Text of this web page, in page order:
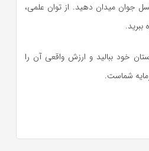
جوان میدان دهید. از توان علمی،
خود ببالید و ارزش واقعی آن را
شماست.